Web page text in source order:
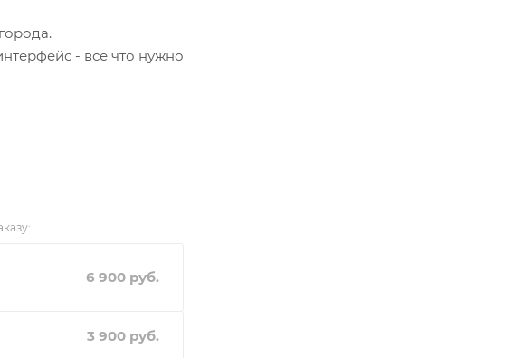
- все что нужно
Вт. Избежать
ниже линии
справятся с ездой по
6 900 руб.
3 900 руб.